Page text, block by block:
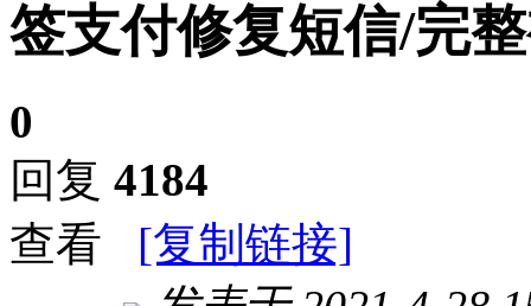
签支付修复短信/完
0
回复 4184
查看
[复制链接]